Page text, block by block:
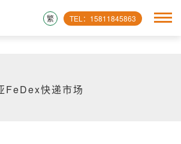
TEL：15811845863
繁
FeDex快递市场